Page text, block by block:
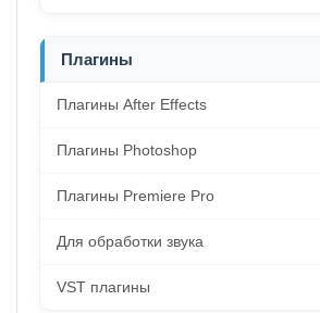
Плагины
Плагины After Effects
Плагины Photoshop
Плагины Premiere Pro
Для обработки звука
VST плагины